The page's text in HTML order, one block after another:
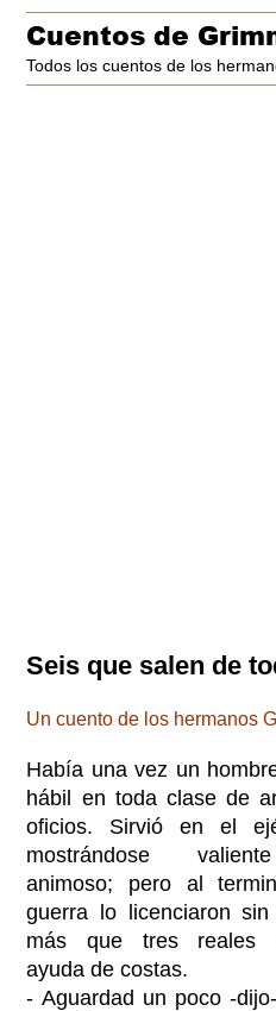
Cuentos de
Todos los cuentos de los
Seis que salen de
Un cuento de los hermanos
Había una vez un
hábil en toda clase de
oficios. Sirvió en el
mostrándose
animoso; pero al
guerra lo licenciaron sin
más que tres reales
ayuda de costas.
- Aguardad un poco -